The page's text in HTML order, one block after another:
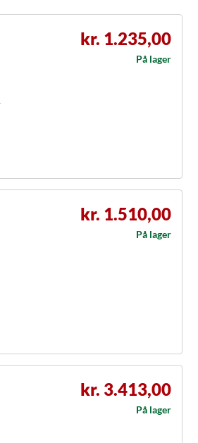
kr. 1.235,00
På lager
kr. 1.510,00
På lager
kr. 3.413,00
På lager